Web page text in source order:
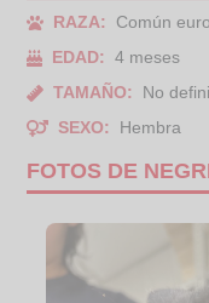
RAZA:
Común
EDAD:
4 meses
TAMAÑO:
No
SEXO:
Hembra
FOTOS DE